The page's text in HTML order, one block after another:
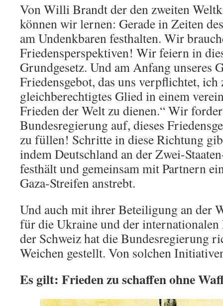
Von Willi Brandt der den zweiten
können wir lernen: Gerade in Zeiten
am Undenkbaren festhalten. Wir
Friedensperspektiven! Wir feiern in
Grundgesetz. Und am Anfang unseres
Friedensgebot, das uns verpflichtet, ich
gleichberechtigtes Glied in einem
Frieden der Welt zu dienen.“ Wir
Bundesregierung auf, dieses
zu füllen! Schritte in diese Richtung
indem Deutschland an der Zwei-
festhält und gemeinsam mit Partnern
Gaza-Streifen anstrebt.
Und auch mit ihrer Beteiligung an der
für die Ukraine und der
der Schweiz hat die Bundesregierung
Weichen gestellt. Von solchen
Es gilt: Frieden zu schaffen ohne